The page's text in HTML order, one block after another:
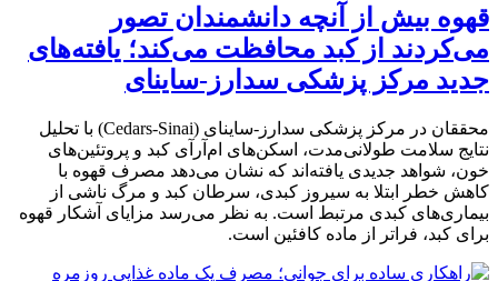
قهوه بیش از آنچه دانشمندان تصور
می‌کردند از کبد محافظت می‌کند؛ یافته‌های
جدید مرکز پزشکی سدارز-ساینای
محققان در مرکز پزشکی سدارز-ساینای (Cedars-Sinai) با تحلیل
نتایج سلامت طولانی‌مدت، اسکن‌های ام‌آر‌آی کبد و پروتئین‌های
خون، شواهد جدیدی یافته‌اند که نشان می‌دهد مصرف قهوه با
کاهش خطر ابتلا به سیروز کبدی، سرطان کبد و مرگ ناشی از
بیماری‌های کبدی مرتبط است. به نظر می‌رسد مزایای آشکار قهوه
برای کبد، فراتر از ماده کافئین است.